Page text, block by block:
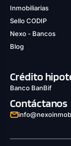
Inmobiliarias
Sello CODIP
Nexo - Bancos
Blog
Crédito
Banco BanBif
Contáctanos